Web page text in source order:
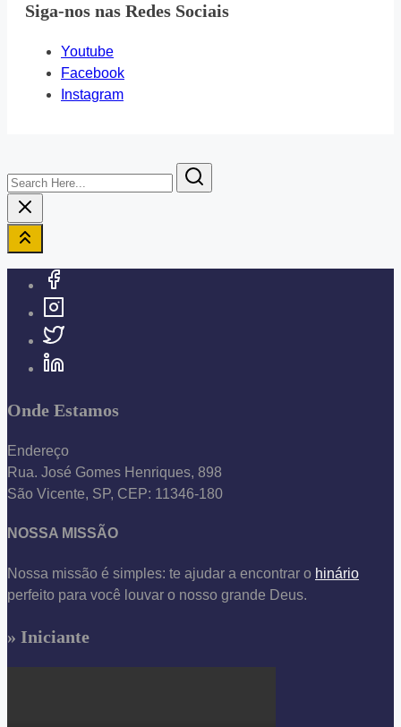
Siga-nos nas Redes Sociais
Youtube
Facebook
Instagram
Search
Here...
Onde Estamos
Endereço
Rua. José Gomes Henriques, 898
São Vicente, SP, CEP: 11346-180
NOSSA MISSÃO
Nossa missão é simples: te ajudar a encontrar o hinário
perfeito para você louvar o nosso grande Deus.
» Iniciante